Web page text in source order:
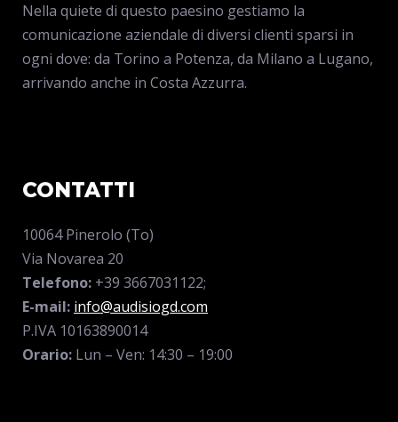
Nella quiete di questo paesino gestiamo la
comunicazione aziendale di diversi clienti sparsi in
ogni dove: da Torino a Potenza, da Milano a Lugano,
arrivando anche in Costa Azzurra.
CONTATTI
10064 Pinerolo (To)
Via Novarea 20
Telefono: +39 3667031122;
E-mail: info@audisiogd.com
P.IVA 10163890014
Orario: Lun – Ven: 14:30 – 19:00